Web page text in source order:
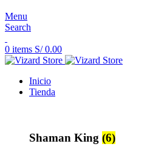
Menu
Search
0 items S/0.00
Inicio
Tienda
Shaman King (6)